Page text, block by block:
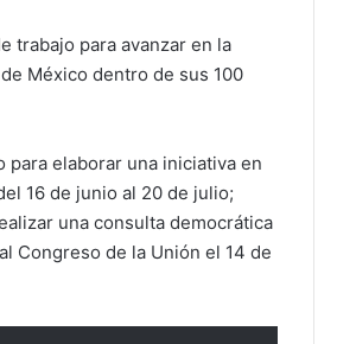
trabajo para avanzar en la
México dentro de sus 100
para elaborar una iniciativa en
16 de junio al 20 de julio;
una consulta democrática
Congreso de la Unión el 14 de